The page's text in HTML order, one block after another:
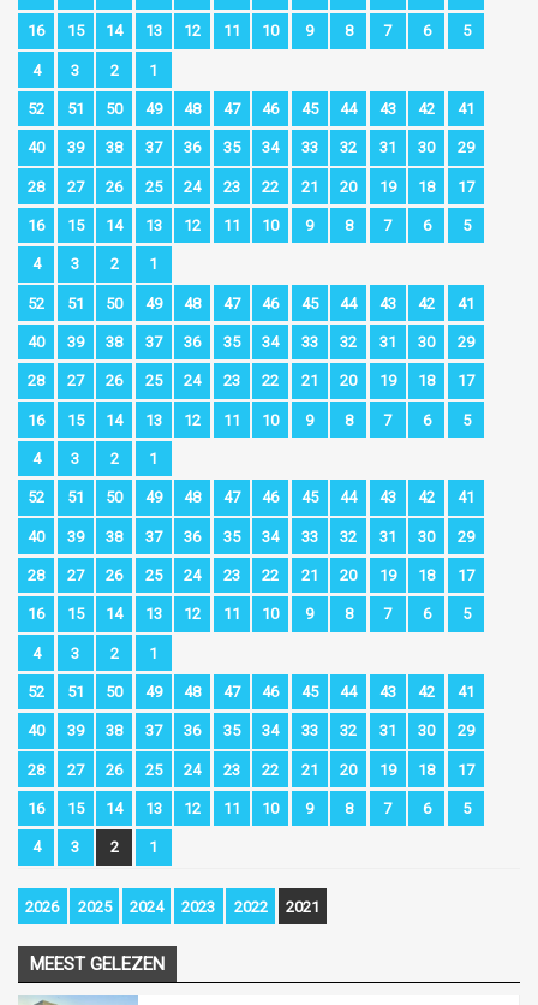
16 15 14 13 12 11 10 9 8 7 6 5
4 3 2 1
52 51 50 49 48 47 46 45 44 43 42 41
40 39 38 37 36 35 34 33 32 31 30 29
28 27 26 25 24 23 22 21 20 19 18 17
16 15 14 13 12 11 10 9 8 7 6 5
4 3 2 1
52 51 50 49 48 47 46 45 44 43 42 41
40 39 38 37 36 35 34 33 32 31 30 29
28 27 26 25 24 23 22 21 20 19 18 17
16 15 14 13 12 11 10 9 8 7 6 5
4 3 2 1
52 51 50 49 48 47 46 45 44 43 42 41
40 39 38 37 36 35 34 33 32 31 30 29
28 27 26 25 24 23 22 21 20 19 18 17
16 15 14 13 12 11 10 9 8 7 6 5
4 3 2 1
52 51 50 49 48 47 46 45 44 43 42 41
40 39 38 37 36 35 34 33 32 31 30 29
28 27 26 25 24 23 22 21 20 19 18 17
16 15 14 13 12 11 10 9 8 7 6 5
4 3 2 1
2026 2025 2024 2023 2022 2021
MEEST GELEZEN